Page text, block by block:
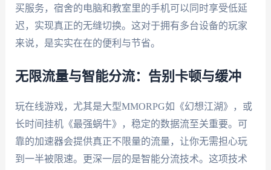
买服务，宿舍的电脑和教室里的手机可以同时享受低延
迟，实现真正的无缝切换。这对于拥有多台设备的玩家
来说，是实实在在的便利与节省。
无限流量与智能分流：告别卡顿与缓冲
玩在线游戏，尤其是大型MMORPG如《幻想江湖》，或
长时间挂机《最强蜗牛》，稳定的数据流至关重要。可
靠的加速器会提供真正不限量的流量，让你无需担心玩
到一半被限速。更深一层的是智能分流技术。这项技术